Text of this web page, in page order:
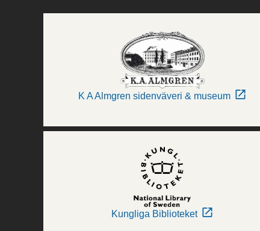
K A Almgren sidenväveri & museum
Kungliga Biblioteket